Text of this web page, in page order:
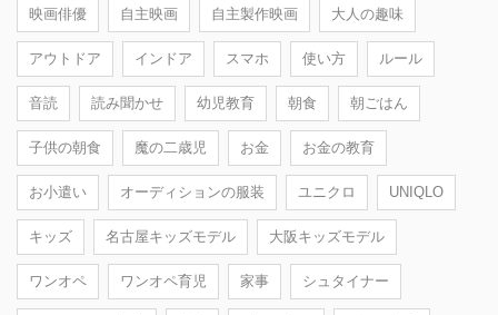
映画俳優 自主映画 自主製作映画 大人の趣味
アウトドア インドア スマホ 使い方 ルール
音読 読み聞かせ 幼児教育 朝食 朝ごはん
子供の朝食 魔の二歳児 お金 お金の教育
お小遣い オーディションの服装 ユニクロ UNIQLO
キッズ 名古屋キッズモデル 大阪キッズモデル
ワンオペ ワンオペ育児 家事 シュタイナー